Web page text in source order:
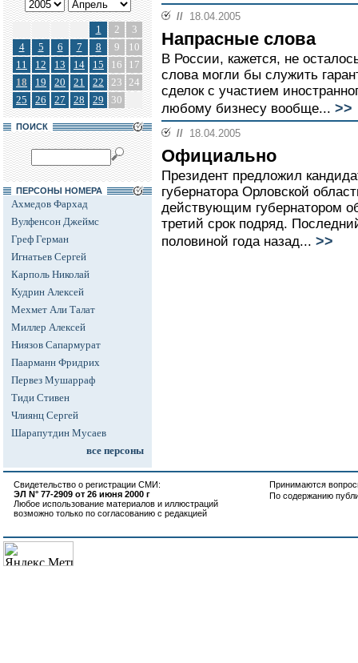
1 2
3
4
5 6 7 8 9
10
11
12 13 14 15 16
17
18
19 20 21 22 23 24
25
26 27 28 29 30
ПОИСК
ПЕРСОНЫ НОМЕРА
Ахмедов Фархад
Вулфенсон Джеймс
Греф Герман
Игнатьев Сергей
Карполь Николай
Кудрин Алексей
Мехмет Али Талат
Миллер Алексей
Ниязов Сапармурат
Паарманн Фридрих
Первез Мушарраф
Тиди Стивен
Члиянц Сергей
Шарапутдин Мусаев
все персоны
// 18.04.2005
Напрасные слова
В России, кажется, не
слова могли бы служить
сделок с участием
любому бизнесу вообще... >>
// 18.04.2005
Официально
Президент предложил
губернатора Орловской
действующим губернатором
третий срок подряд.
половиной года назад... >>
Свидетельство о регистрации СМИ:
ЭЛ N° 77-2909 от 26 июня 2000 г
Любое использование материалов и иллюстраций
возможно только по согласованию с редакцией
Принимаются
По содержанию